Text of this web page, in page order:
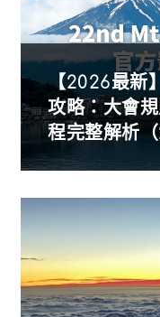
【2026最新
攻略：大會
程完整解析
Climb）